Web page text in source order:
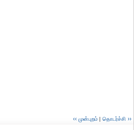
‹‹ முன்புறம் | தொடர்ச்சி ››